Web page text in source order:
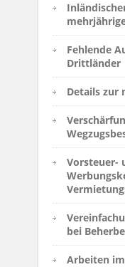
Fehlende
Drittländer
Details zur
Vorsteuer-
bei
Arbeiten